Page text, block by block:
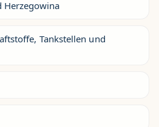
Herzegowina
Tankstellen und